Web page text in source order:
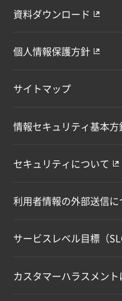
資料ダウンロード
個人情報保護方針
サイトマップ
情報セキュリティ基本方
セキュリティについて
利用者情報の外部送信に
サービスレベル目標（
カスタマーハラスメン